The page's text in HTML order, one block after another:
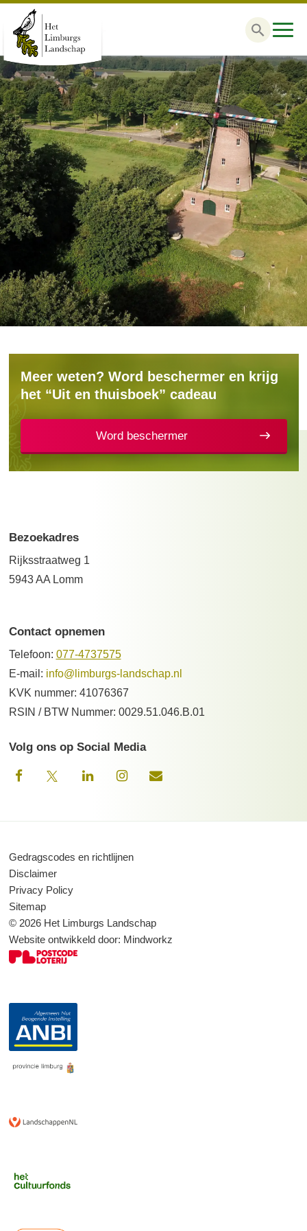
Zoek
Meer weten? Word beschermer en krijg
het “Uit en thuisboek” cadeau
Word beschermer
Bezoekadres
Rijksstraatweg 1
5943 AA Lomm
Contact opnemen
Telefoon: 077-4737575
E-mail: info@limburgs-landschap.nl
KVK nummer: 41076367
RSIN / BTW Nummer: 0029.51.046.B.01
Volg ons op Social Media
Gedragscodes en richtlijnen
Disclaimer
Privacy Policy
Sitemap
© 2026 Het Limburgs Landschap
Website ontwikkeld door: Mindworkz